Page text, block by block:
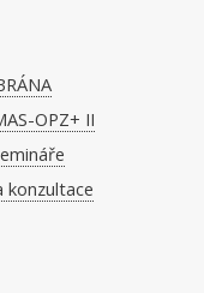
OPZ+ II
konzultace